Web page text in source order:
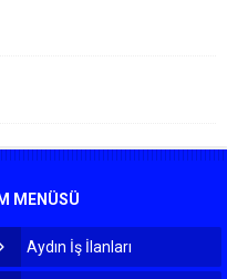
MENÜSÜ
Aydın İş İlanları